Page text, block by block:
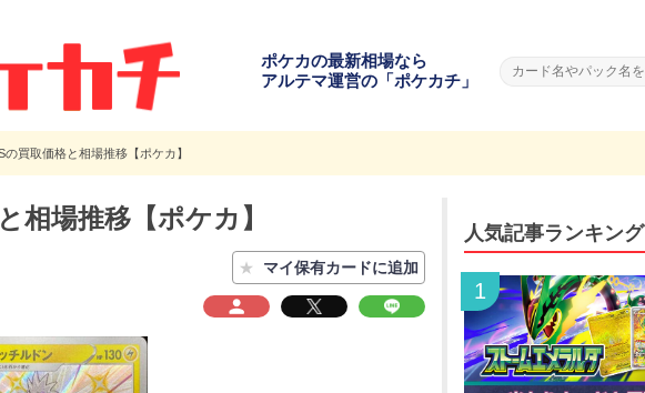
ポケカの最新相場なら
アルテマ運営の「ポケカチ」
の買取価格と相場推移【ポケカ】
相場推移【ポケカ】
★ マイ保有カードに追加
人気記事ランキング